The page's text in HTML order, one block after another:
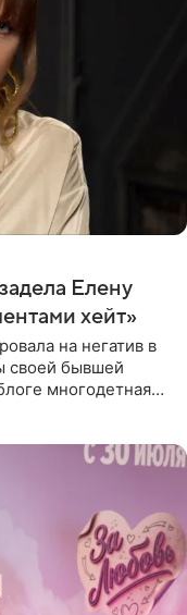
Елену
хейт»
на негатив в
своей бывшей
многодетная